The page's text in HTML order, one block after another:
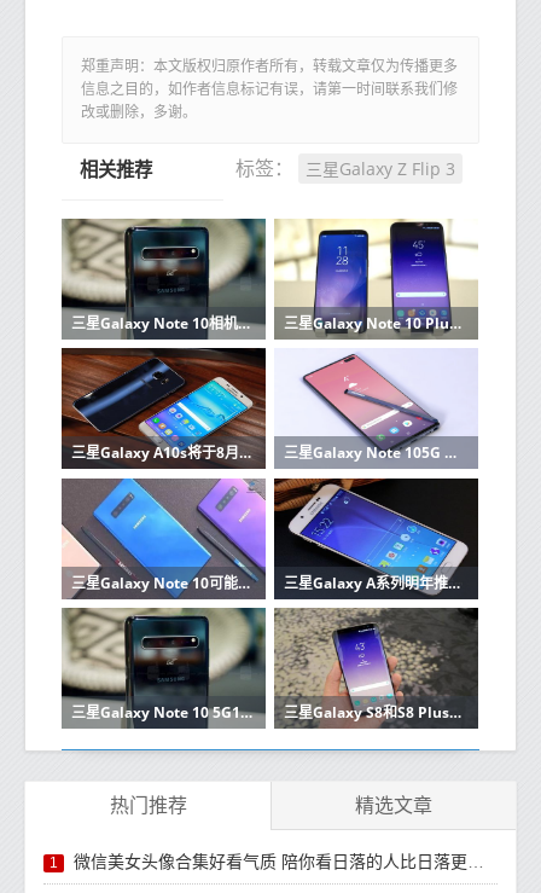
郑重声明：本文版权归原作者所有，转载文章仅为传播更多
信息之目的，如作者信息标记有误，请第一时间联系我们修
改或删除，多谢。
标签： 三星Galaxy Z Flip 3
相关推荐
三星Galaxy Note 10相机测试继续进行 三星Galaxy Note 10 Plus获得了糟糕的可修复性评分
三星Galaxy A10s将于8月28日在印度上市销售了解价格和规格 三星Galaxy Note 105G DxOMark相机评级冠军
三星Galaxy Note 10可能会使用Exynos新处理器 三星Galaxy A系列明年推出的智能手机的消息透露
三星Galaxy Note 10 5G12GB内存1TB存储空间 三星Galaxy S8和S8 Plus将在没有Bixby Voice的情况下推出 提供扬声器底座作为礼物
热门推荐 精选文章
1 微信美女头像合集好看气质 陪你看日落的人比日落更浪漫